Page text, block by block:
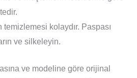
temizlemesi kolaydır. Paspası
ve silkeleyin.
ve modeline göre orijinal